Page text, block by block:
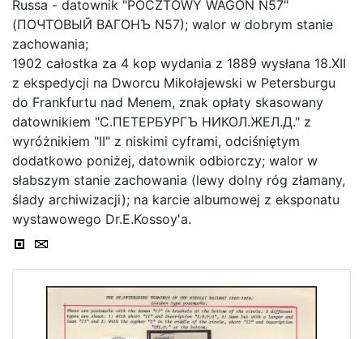
Recent result
Archive
Regulation
Contact
Russa - datownik "POCZTOWY WAGON N57"
(ПОЧТОВЫЙ ВАГОНЪ N57); walor w dobrym stanie
zachowania;
1902 całostka za 4 kop wydania z 1889 wysłana 18.XII
z ekspedycji na Dworcu Mikołajewski w Petersburgu
do Frankfurtu nad Menem, znak opłaty skasowany
datownikiem "С.ПЕТЕРБУРГЪ НИКОЛ.ЖЕЛ.Д." z
wyróżnikiem "II" z niskimi cyframi, odciśniętym
dodatkowo poniżej, datownik odbiorczy; walor w
słabszym stanie zachowania (lewy dolny róg złamany,
ślady archiwizacji); na karcie albumowej z eksponatu
wystawowego Dr.E.Kossoy'a.